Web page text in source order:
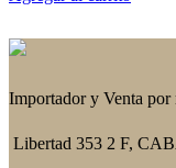
Importador y Venta por
Libertad 353 2 F,